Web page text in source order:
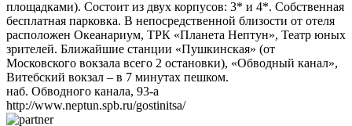
площадками). Состоит из двух корпусов: 3* и 4*. Собственная
бесплатная парковка. В непосредственной близости от отеля
расположен Океанариум, ТРК «Планета Нептун», Театр юных
зрителей. Ближайшие станции «Пушкинская» (от
Московского вокзала всего 2 остановки), «Обводный канал»,
Витебский вокзал – в 7 минутах пешком.
наб. Обводного канала, 93-а
http://www.neptun.spb.ru/gostinitsa/